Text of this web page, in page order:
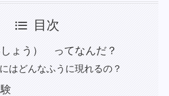
目次
ょう） ってなんだ？
はどんなふうに現れるの？